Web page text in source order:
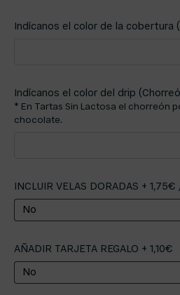
Indícanos el color de la cobertura
Indícanos el color del drip
* En Tartas Sin Lactosa el chorreón
chocolate.
INCLUIR VELAS DORADAS + 1,75€
AÑADIR TARJETA REGALO + 1,10€